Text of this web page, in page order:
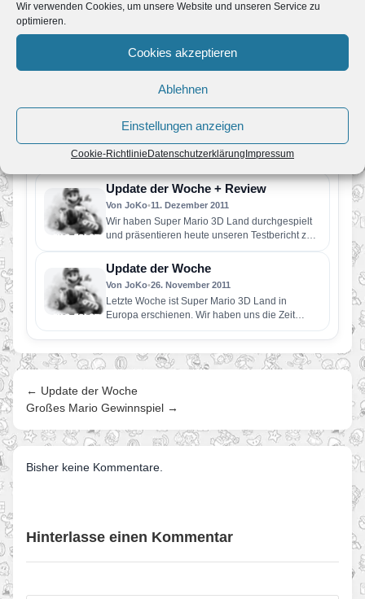
Wir verwenden Cookies, um unsere Website und unseren Service zu
optimieren.
Cookies akzeptieren
Ablehnen
Einstellungen anzeigen
Cookie-Richtlinie Datenschutzerklärung Impressum
gamescom: Nintendo enthüllt Neues
Diese Woche live am Messestand: Yoshiaki
von Super Mario Odyssey und Metroid…
Update der Woche
Von JoKo•6. Februar 2012
Passend zu unserem 4. Geburtstag, kehrt das
Update der Woche zurück. Und weil es das erste
Update der Woche + Review
Von JoKo•11. Dezember 2011
Wir haben Super Mario 3D Land durchgespielt
und präsentieren heute unseren Testbericht zum
Spiel. Gleichzeitig haben wir die…
Update der Woche
Von JoKo•26. November 2011
Letzte Woche ist Super Mario 3D Land in
Europa erschienen. Wir haben uns die Zeit
genommen und das…
← Update der Woche
Großes Mario Gewinnspiel →
Bisher keine Kommentare.
Hinterlasse einen Kommentar